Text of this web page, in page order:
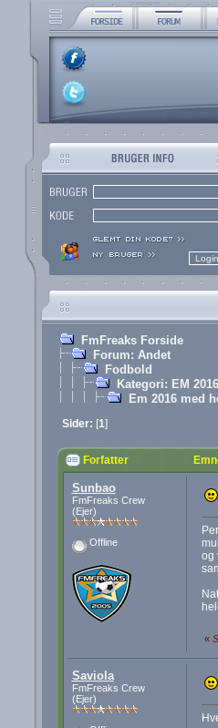
FmFreaks Forside
Forum: Andet
Fodbold
Kategori: EM 2016
Em 2016 med
Sider: [1]
Forfatter
Sunbao
FmFreaks Crew
(Ejer)
Offline
og
«
Saviola
FmFreaks Crew
(Ejer)